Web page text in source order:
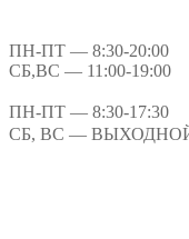
ПН-ПТ — 8:30-20:00
СБ,ВС — 11:00-19:00
ПН-ПТ — 8:30-17:30
СБ, ВС —